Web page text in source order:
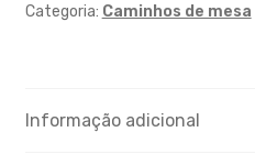
Categoria: Caminhos de mesa
Informação adicional